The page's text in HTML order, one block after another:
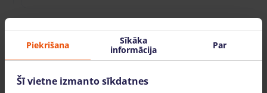
Kāpēc izvēlēties mūs?
Piekrišana
Sīkāka
informācija
Par
Šī vietne izmanto sīkdatnes